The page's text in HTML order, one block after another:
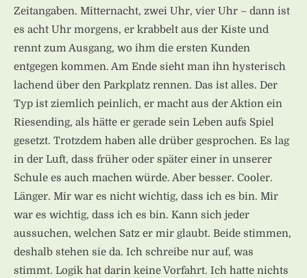
Zeitangaben. Mitternacht, zwei Uhr, vier Uhr – dann ist
es acht Uhr morgens, er krabbelt aus der Kiste und
rennt zum Ausgang, wo ihm die ersten Kunden
entgegen kommen. Am Ende sieht man ihn hysterisch
lachend über den Parkplatz rennen. Das ist alles. Der
Typ ist ziemlich peinlich, er macht aus der Aktion ein
Riesending, als hätte er gerade sein Leben aufs Spiel
gesetzt. Trotzdem haben alle drüber gesprochen. Es lag
in der Luft, dass früher oder später einer in unserer
Schule es auch machen würde. Aber besser. Cooler.
Länger. Mir war es nicht wichtig, dass ich es bin. Mir
war es wichtig, dass ich es bin. Kann sich jeder
aussuchen, welchen Satz er mir glaubt. Beide stimmen,
deshalb stehen sie da. Ich schreibe nur auf, was
stimmt. Logik hat darin keine Vorfahrt. Ich hatte nichts